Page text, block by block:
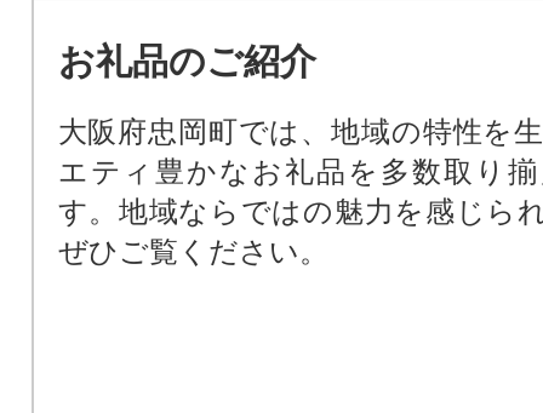
お礼品のご紹介
大阪府忠岡町では、地域の特性を
エティ豊かなお礼品を多数取り
す。地域ならではの魅力を感じら
ぜひご覧ください。